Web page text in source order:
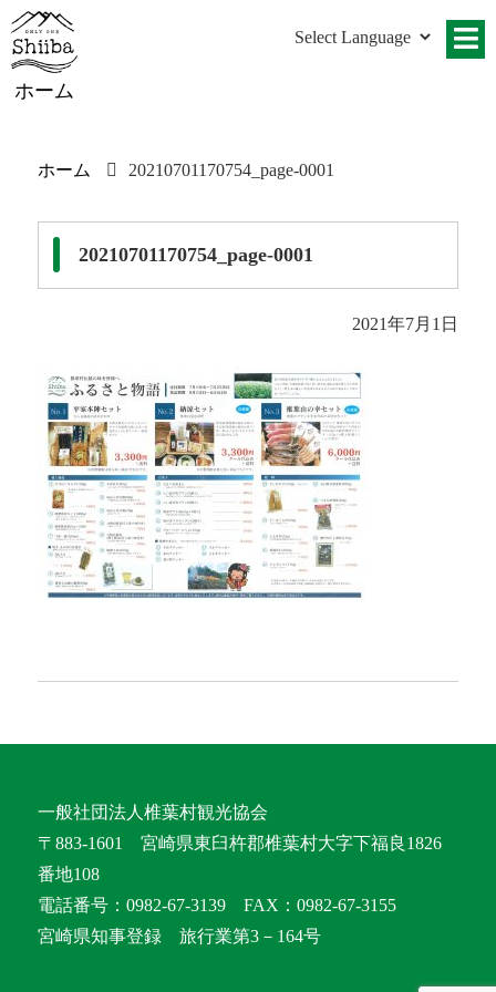
ホーム
ホーム 20210701170754_page-0001
20210701170754_page-0001
2021年7月1日
一般社団法人椎葉村観光協会
〒883-1601 宮崎県東臼杵郡椎葉村大字下福良1826
番地108
電話番号：0982-67-3139 FAX：0982-67-3155
宮崎県知事登録 旅行業第3－164号